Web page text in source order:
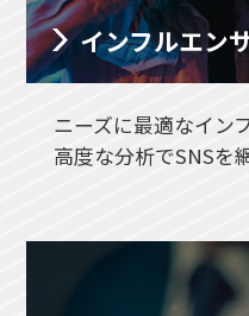
インフルエン
ニーズに最適なイン
高度な分析でSNSを